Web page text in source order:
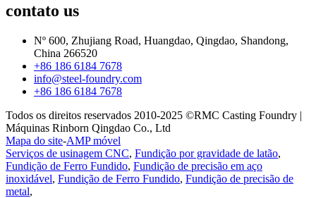
contato us
Nº 600, Zhujiang Road, Huangdao, Qingdao, Shandong,
China 266520
+86 186 6184 7678
info@steel-foundry.com
+86 186 6184 7678
Todos os direitos reservados 2010-2025 ©RMC Casting Foundry |
Máquinas Rinborn Qingdao Co., Ltd
Mapa do site-AMP móvel
Serviços de usinagem CNC, Fundição por gravidade de latão,
Fundição de Ferro Fundido, Fundição de precisão em aço
inoxidável, Fundição de Ferro Fundido, Fundição de precisão de
metal,